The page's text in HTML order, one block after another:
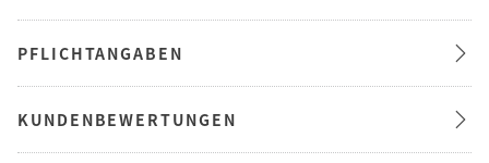
PFLICHTANGABEN
KUNDENBEWERTUNGEN